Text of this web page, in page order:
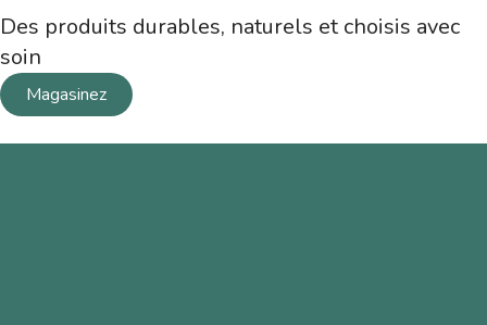
Des produits durables, naturels et choisis avec
soin
Magasinez